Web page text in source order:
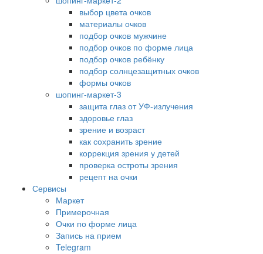
выбор цвета очков
материалы очков
подбор очков мужчине
подбор очков по форме лица
подбор очков ребёнку
подбор солнцезащитных очков
формы очков
шопинг-маркет-3
защита глаз от УФ-излучения
здоровье глаз
зрение и возраст
как сохранить зрение
коррекция зрения у детей
проверка остроты зрения
рецепт на очки
Сервисы
Маркет
Примерочная
Очки по форме лица
Запись на прием
Telegram